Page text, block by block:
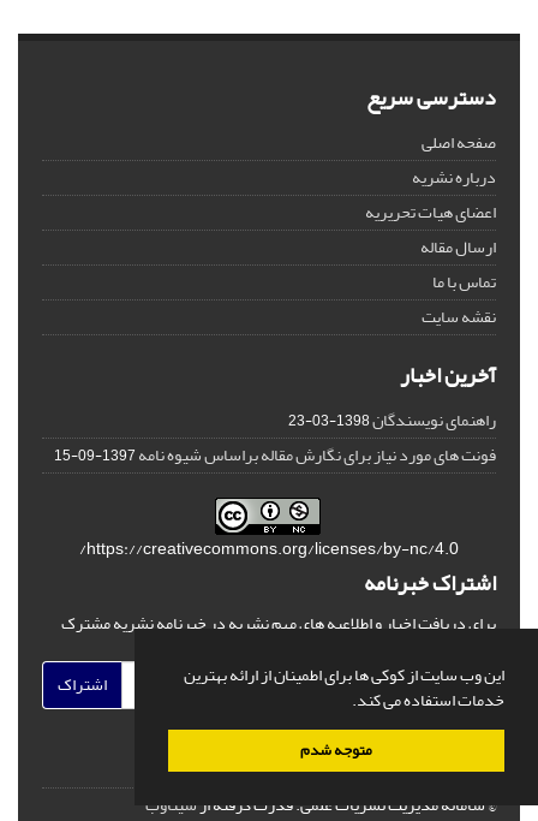
این وب سایت از کوکی ها برای اطمینان از ارائه بهترین
خدمات استفاده می کند.
متوجه شدم
دسترسی سریع
صفحه اصلی
درباره نشریه
اعضای هیات تحریریه
ارسال مقاله
تماس با ما
نقشه سایت
آخرین اخبار
راهنمای نویسندگان1398-03-23
فونت های مورد نیاز برای نگارش مقاله براساس شیوه نامه1397-09-15
https://creativecommons.org/licenses/by-nc/4.0/
اشتراک خبرنامه
برای دریافت اخبار و اطلاعیه های مهم نشریه در خبرنامه نشریه مشترک
اشتراک
© سامانه مدیریت نشریات علمی.قدرت گرفته ازسیناوب